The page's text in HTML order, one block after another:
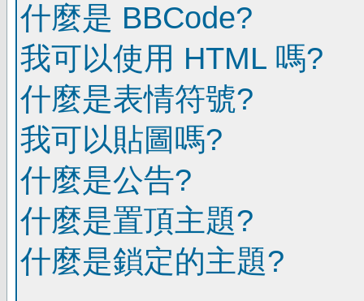
什麼是 BBCode?
我可以使用 HTML 嗎?
什麼是表情符號?
我可以貼圖嗎?
什麼是公告?
什麼是置頂主題?
什麼是鎖定的主題?